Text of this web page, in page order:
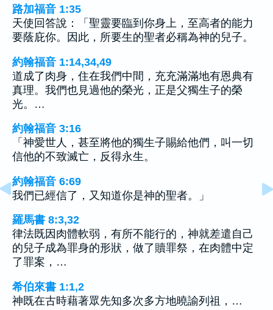
路加福音 1:35
天使回答說：「聖靈要臨到你身上，至高者的能力
要蔭庇你。因此，所要生的聖者必稱為神的兒子。
約翰福音 1:14,34,49
道成了肉身，住在我們中間，充充滿滿地有恩典有
真理。我們也見過他的榮光，正是父獨生子的榮
光。…
約翰福音 3:16
「神愛世人，甚至將他的獨生子賜給他們，叫一切
信他的不致滅亡，反得永生。
約翰福音 6:69
我們已經信了，又知道你是神的聖者。」
羅馬書 8:3,32
律法既因肉體軟弱，有所不能行的，神就差遣自己
的兒子成為罪身的形狀，做了贖罪祭，在肉體中定
了罪案，…
希伯來書 1:1,2
神既在古時藉著眾先知多次多方地曉諭列祖，…